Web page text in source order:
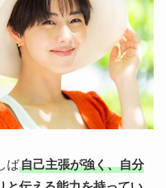
ば自己主張が強く、自分